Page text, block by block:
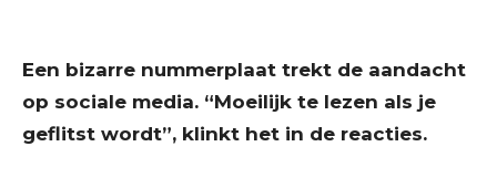
Een bizarre nummerplaat trekt de aandacht
op sociale media. “Moeilijk te lezen als je
geflitst wordt”, klinkt het in de reacties.